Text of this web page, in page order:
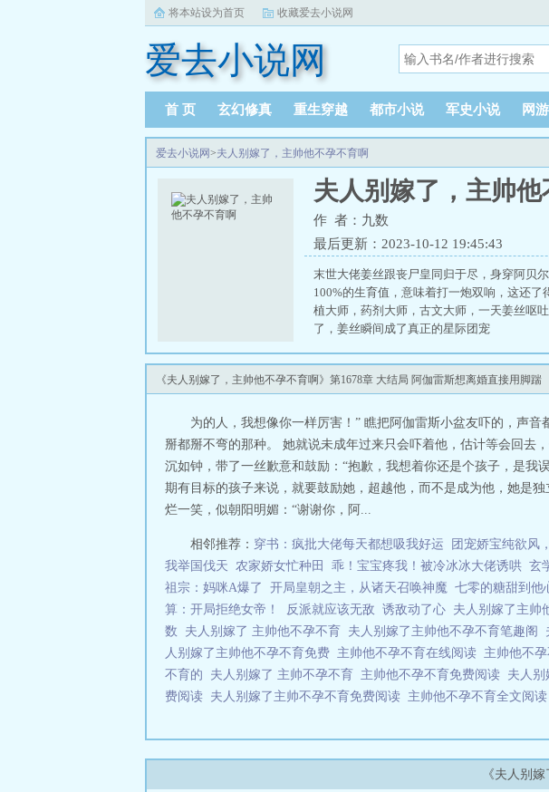
将本站设为首页 收藏爱去小说网
爱去小说网
首 页 玄幻修真 重生穿越 都市小说 军史小说 网
爱去小说网>夫人别嫁了，主帅他不孕不育啊
夫人别嫁了，主帅
作 者：九数
最后更新：2023-10-12 19:45:43
末世大佬姜丝跟丧尸皇同归于尽，身穿阿贝
100%的生育值，意味着打一炮双响，这还
植大师，药剂大师，古文大师，一天姜丝呕
了，姜丝瞬间成了真正的星际团宠
《夫人别嫁了，主帅他不孕不育啊》第1678章 大结局 阿伽雷斯想离婚直接用脚踹
为的人，我想像你一样厉害！” 瞧把阿伽雷斯小盆友吓的，声
掰都掰不弯的那种。 她就说未成年过来只会吓着他，估计等会回去
沉如钟，带了一丝歉意和鼓励：“抱歉，我想着你还是个孩子，是我
期有目标的孩子来说，就要鼓励她，超越他，而不是成为他，她是
烂一笑，似朝阳明媚：“谢谢你，阿...
相邻推荐： 穿书：疯批大佬每天都想吸我好运 团宠娇宝纯欲风
我举国伐天 农家娇女忙种田 乖！宝宝疼我！被冷冰冰大佬诱哄 玄
祖宗：妈咪A爆了
开局皇朝之主，从诸天召唤神魔 七零的糖甜到他
算：开局拒绝女帝！
反派就应该无敌 诱敌动了心 夫人别嫁了主帅
数 夫人别嫁了 主帅他不孕不育 夫人别嫁了主帅他不孕不育笔趣阁
人别嫁了主帅他不孕不育免费 主帅他不孕不育在线阅读 主帅他不
不育的 夫人别嫁了 主帅不孕不育 主帅他不孕不育免费阅读 夫人别
费阅读 夫人别嫁了主帅不孕不育免费阅读 主帅他不孕不育全文阅读
《夫人别